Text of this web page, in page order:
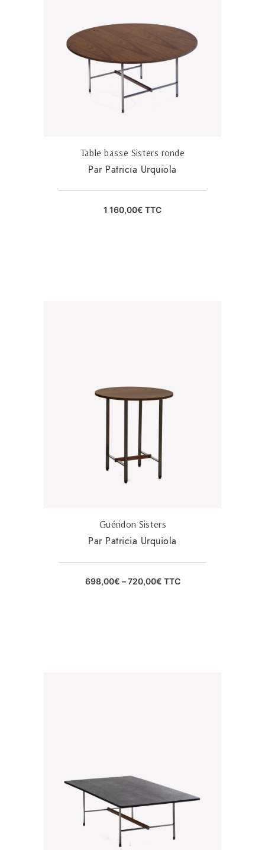
Table basse Sisters ronde
Par Patricia Urquiola
1 160,00€ TTC
Guéridon Sisters
Par Patricia Urquiola
698,00€ –720,00€ TTC